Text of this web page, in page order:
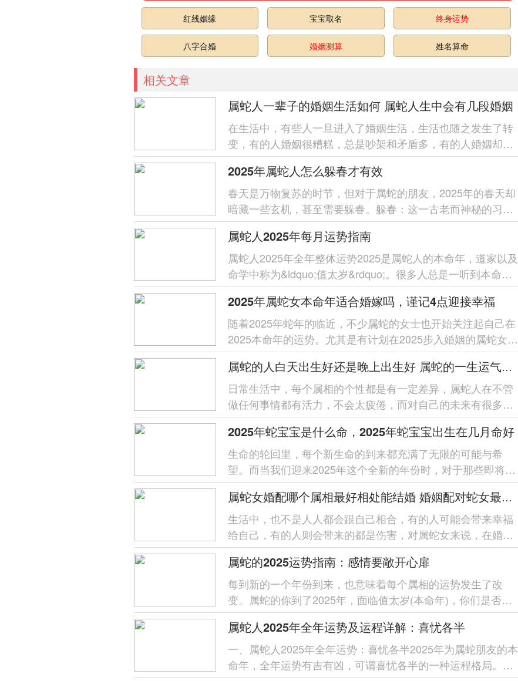
红线姻缘 宝宝取名 终身运势
八字合婚 婚姻测算 姓名算命
相关文章
属蛇人一辈子的婚姻生活如何 属蛇人生中会有几段婚姻
在生活中，有些人一旦进入了婚姻生活，生活也随之发生了转
变，有的人婚姻很糟糕，总是吵架和矛盾多，有的人婚姻却是
很幸福很和谐，而对属蛇人来说，婚姻的...
2025年属蛇人怎么躲春才有效
春天是万物复苏的时节，但对于属蛇的朋友，2025年的春天却
暗藏一些玄机，甚至需要躲春。躲春：这一古老而神秘的习
俗，旨在避开不利气场，迎接新的一年的...
属蛇人2025年每月运势指南
属蛇人2025年全年整体运势2025是属蛇人的本命年，道家以及
命学中称为&ldquo;值太岁&rdquo;。很多人总是一听到本命年
就忧心忡忡。并非面临本命...
2025年属蛇女本命年适合婚嫁吗，谨记4点迎接幸福
随着2025年蛇年的临近，不少属蛇的女士也开始关注起自己在
2025本命年的运势。尤其是有计划在2025步入婚姻的属蛇女，
有关于本命年不适合结婚的传...
属蛇的人白天出生好还是晚上出生好 属蛇的一生运气和命运走向如何
日常生活中，每个属相的个性都是有一定差异，属蛇人在不管
做任何事情都有活力，不会太疲倦，而对自己的未来有很多期
待和发展，努力，也会有自己好的发展...
2025年蛇宝宝是什么命，2025年蛇宝宝出生在几月命好
生命的轮回里，每个新生命的到来都充满了无限的可能与希
望。而当我们迎来2025年这个全新的年份时，对于那些即将在
这个年份里诞生的蛇宝宝们而言...
属蛇女婚配哪个属相最好相处能结婚 婚姻配对蛇女最忌三个属相
生活中，也不是人人都会跟自己相合，有的人可能会带来幸福
给自己，有的人则会带来的都是伤害，对属蛇女来说，在婚配
都是最好有哪些跟自己好相处，又有哪...
属蛇的2025运势指南：感情要敞开心扉
每到新的一个年份到来，也意味着每个属相的运势发生了改
变。属蛇的你到了2025年，面临值太岁(本命年)，你们是否想
要了解自己的整体运势，与祥安阁一...
属蛇人2025年全年运势及运程详解：喜忧各半
一、属蛇人2025年全年运势：喜忧各半2025年为属蛇朋友的本
命年，全年运势有吉有凶，可谓喜忧各半的一种运程格局。在